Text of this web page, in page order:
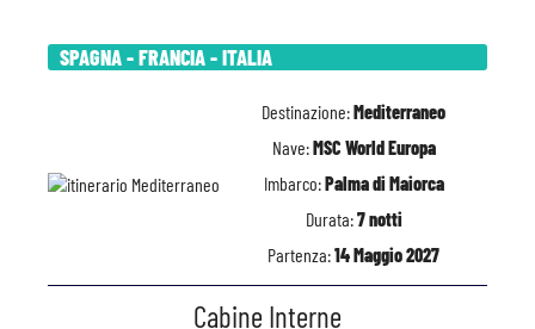
SPAGNA - FRANCIA - ITALIA
Destinazione:Mediterraneo
Nave:MSC World Europa
Imbarco:Palma di Maiorca
Durata:7 notti
Partenza:14 Maggio 2027
Cabine Interne